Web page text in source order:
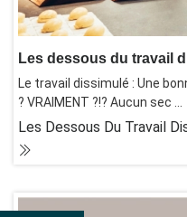
Les dessous du travail
Le travail dissimulé : Une
? VRAIMENT ?!? Aucun sec ...
Les Dessous Du Travail